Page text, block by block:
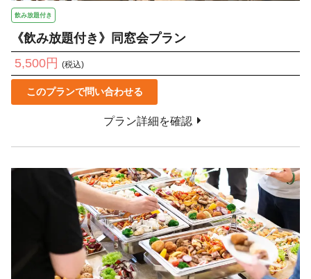
飲み放題付き
《飲み放題付き》同窓会プラン
5,500円 (税込)
このプランで問い合わせる
プラン詳細を確認